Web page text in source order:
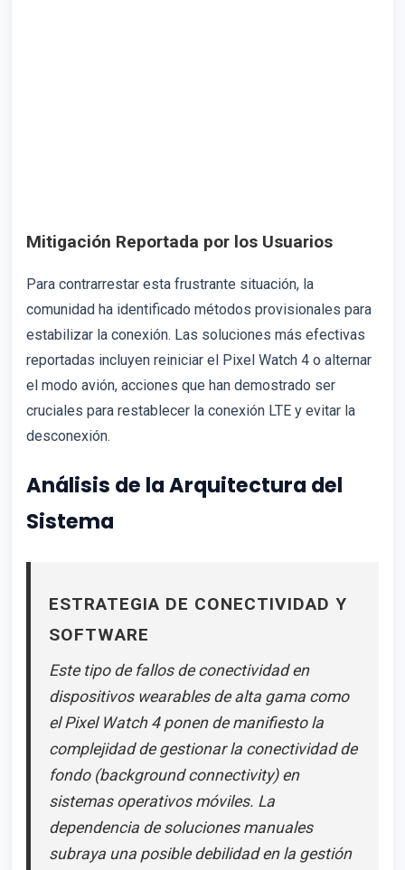
Mitigación Reportada por los Usuarios
Para contrarrestar esta frustrante situación, la
comunidad ha identificado métodos provisionales para
estabilizar la conexión. Las soluciones más efectivas
reportadas incluyen reiniciar el Pixel Watch 4 o alternar
el modo avión, acciones que han demostrado ser
cruciales para restablecer la conexión LTE y evitar la
desconexión.
Análisis de la Arquitectura del
Sistema
ESTRATEGIA DE CONECTIVIDAD Y
SOFTWARE
Este tipo de fallos de conectividad en
dispositivos wearables de alta gama como
el Pixel Watch 4 ponen de manifiesto la
complejidad de gestionar la conectividad de
fondo (background connectivity) en
sistemas operativos móviles. La
dependencia de soluciones manuales
subraya una posible debilidad en la gestión